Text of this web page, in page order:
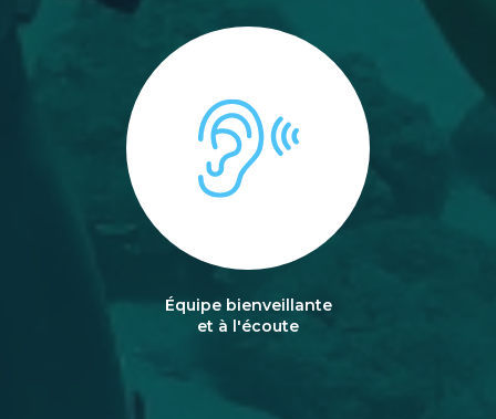
Équipe bienveillante
et à l'écoute